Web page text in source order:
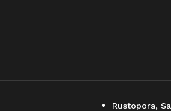
Rustopora,